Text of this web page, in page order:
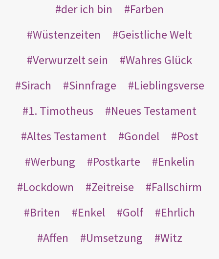
der ich bin
Farben
Wüstenzeiten
Geistliche Welt
Verwurzelt sein
Wahres Glück
Sirach
Sinnfrage
Lieblingsverse
1. Timotheus
Neues Testament
Altes Testament
Gondel
Post
Werbung
Postkarte
Enkelin
Lockdown
Zeitreise
Fallschirm
Briten
Enkel Golf
Ehrlich
Affen
Umsetzung
Witz